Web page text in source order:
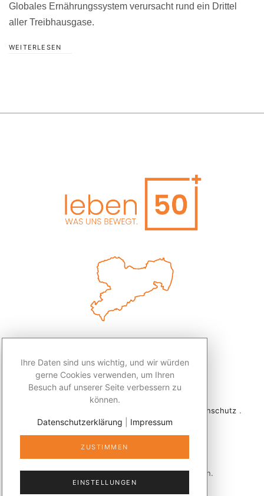
Globales Ernährungssystem verursacht rund ein Drittel
aller Treibhausgase.
WEITERLESEN
Datenschutz .
Kontakt
Veröffentlicht mit publizer®in Sachsen.
Ihre Daten sind uns wichtig, und wir würden
gerne Cookies verwenden, um Ihren
Besuch auf unserer Seite verbessern zu
können.
Datenschutzerklärung Impressum
ZUSTIMMEN
EINSTELLUNGEN